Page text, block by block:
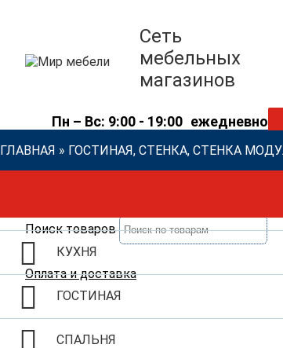
Сеть
мебельных
магазинов
Пн – Вс: 9:00 - 19:00 ежедневно
Поиск товаров
Оплата и доставка
ГЛАВНАЯ » ГОСТИНАЯ, СТЕНКА, СТЕНКА
КУХНЯ
ГОСТИНАЯ
СПАЛЬНЯ